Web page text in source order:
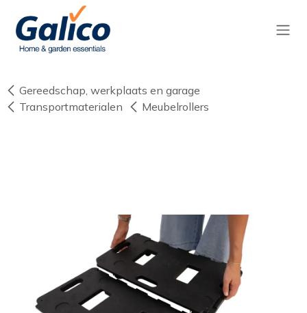
Overslaan naar inhoud
Gereedschap, werkplaats en garage
Transportmaterialen
Meubelrollers